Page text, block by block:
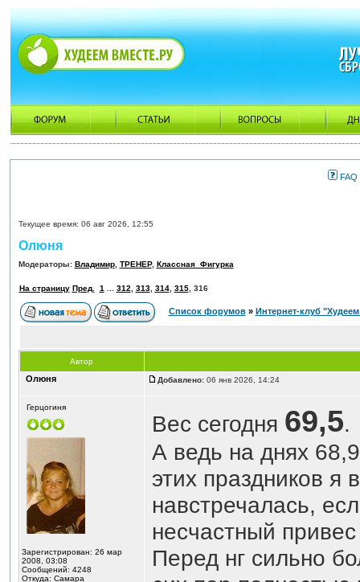
FAQ
Текущее время: 06 авг 2026, 12:55
Олюня
Модераторы: Владимир, ТРЕНЕР, Классная_Фигурка
На страницу Пред. 1 312 313, 314, 315, 316
Список форумов» Интернет-клуб
Автор
Олюня Добавлено:06 янв 2026, 14:24
Герцогиня
Зарегистрирован: 26 мар
2008, 03:08
Сообщений: 4248
Откуда: Самара
Вес сегодня 69,5.
А ведь на днях
этих праздников я
навстречалась,
несчастный
Перед нг сильно